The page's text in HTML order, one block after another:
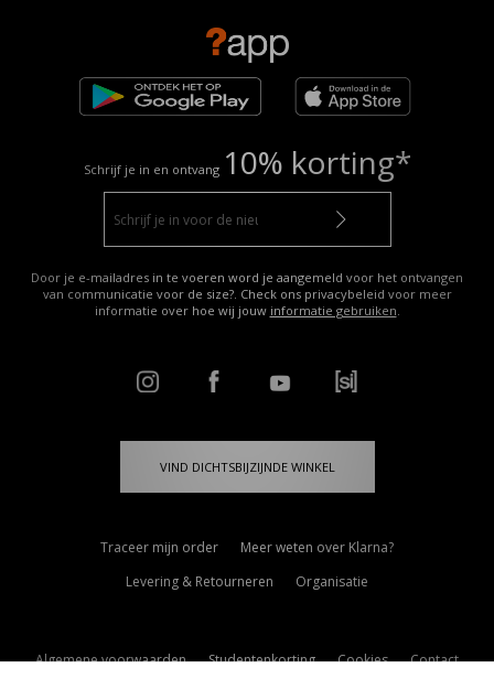
Schrijf je in en ontvang 10% korting*
Door je e-mailadres in te voeren word je aangemeld voor het ontvangen
van communicatie voor de size?. Check ons privacybeleid voor meer
informatie over hoe wij jouw informatie gebruiken.
VIND DICHTSBIJZIJNDE WINKEL
Traceer mijn order
Meer weten over Klarna?
Levering & Retourneren
Organisatie
Algemene voorwaarden Studentenkorting Cookies Contact